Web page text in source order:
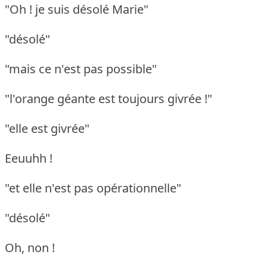
"Oh ! je suis désolé Marie"
"désolé"
"mais ce n'est pas possible"
"l'orange géante est toujours givrée !"
"elle est givrée"
Eeuuhh !
"et elle n'est pas opérationnelle"
"désolé"
Oh, non !